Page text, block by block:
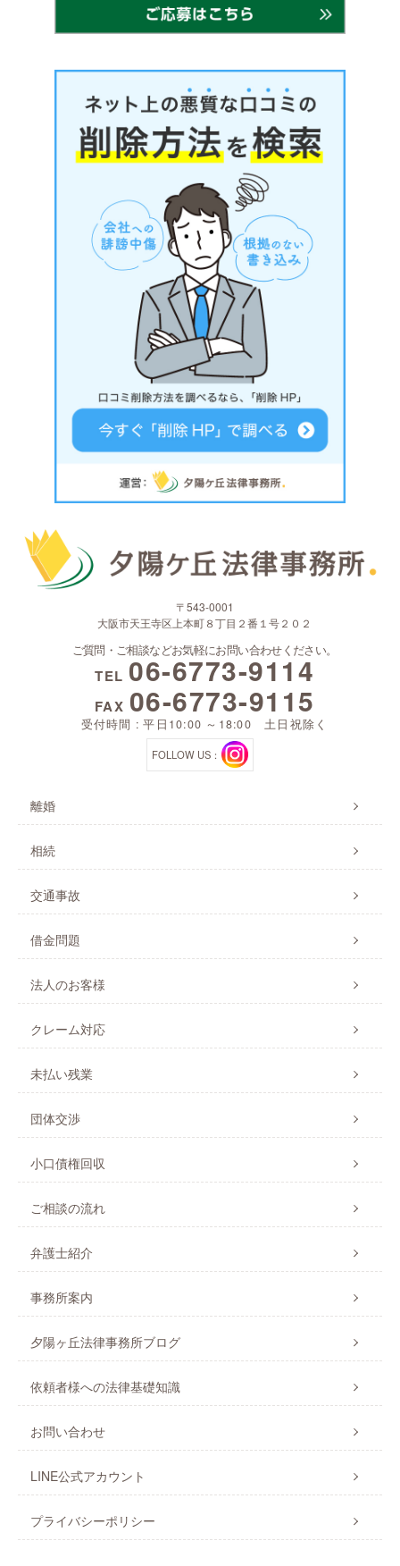
〒543-0001
大阪市天王寺区上本町８丁目２番１号２０２
ご質問・ご相談などお気軽にお問い合わせください。
TEL 06-6773-9114
FAX 06-6773-9115
受付時間 : 平日10:00 ～18:00 土日祝除く
FOLLOW US：
離婚
相続
交通事故
借金問題
法人のお客様
クレーム対応
未払い残業
団体交渉
小口債権回収
ご相談の流れ
弁護士紹介
事務所案内
夕陽ヶ丘法律事務所ブログ
依頼者様への法律基礎知識
お問い合わせ
LINE公式アカウント
プライバシーポリシー